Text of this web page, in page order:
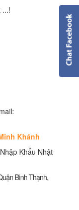
...!
Khánh
Khẩu Nhật
Bình Thạnh,